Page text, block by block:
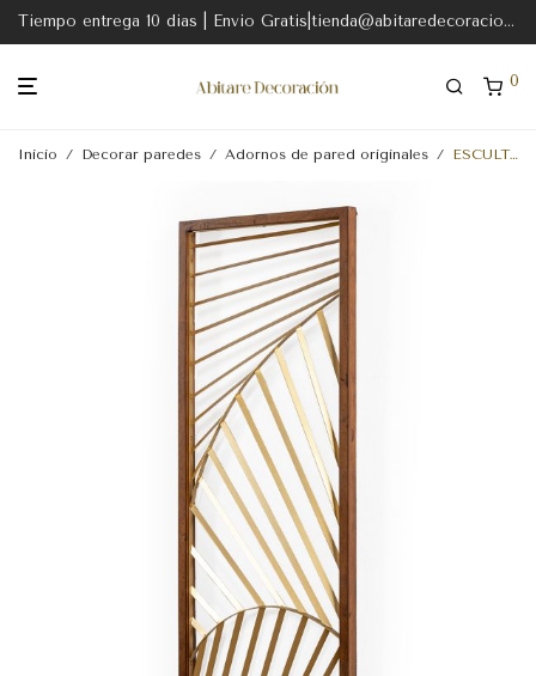
Tiempo entrega 10 dias | Envio Gratis|tienda@abitaredecoracion.com
0
Inicio / Decorar paredes / Adornos de pared originales / ESCULTURA 35x2x86 METAL DORADO-MADERA MARRON